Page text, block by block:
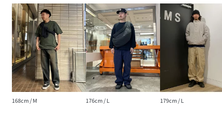
% レーヨン31
% シルク2
%
サイズ M、L、XL
品番
QZ6655_75
(75-14-0081-894-09-18 QZ6655
168cm / M 176cm / L 179cm / L